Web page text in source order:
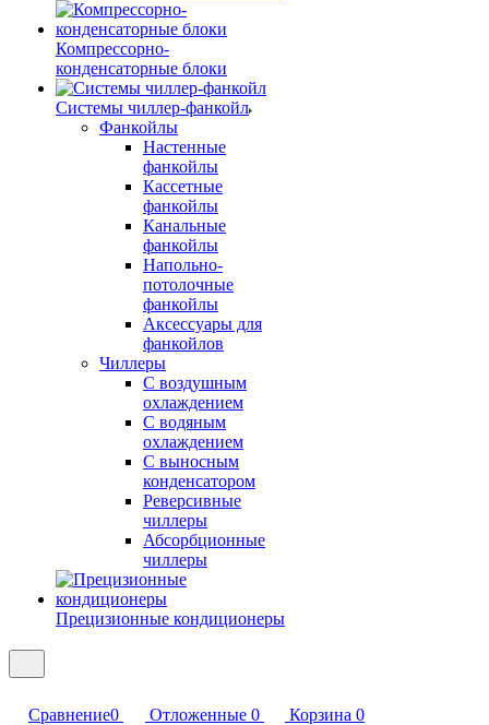
Компрессорно-
конденсаторные блоки
Системы чиллер-фанкойл
Фанкойлы
Настенные
фанкойлы
Кассетные
фанкойлы
Канальные
фанкойлы
Напольно-
потолочные
фанкойлы
Аксессуары для
фанкойлов
Чиллеры
С воздушным
охлаждением
С водяным
охлаждением
С выносным
конденсатором
Реверсивные
чиллеры
Абсорбционные
чиллеры
Прецизионные кондиционеры
Сравнение0 Отложенные 0 Корзина 0